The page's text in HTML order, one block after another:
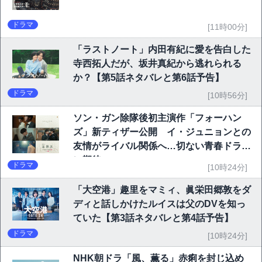
ドラマ [11時00分]
「ラストノート」内田有紀に愛を告白した
寺西拓人だが、坂井真紀から逃れられる
か？【第5話ネタバレと第6話予告】
ドラマ [10時56分]
ソン・ガン除隊後初主演作「フォーハン
ズ」新ティザー公開 イ・ジュニョンとの
友情がライバル関係へ…切ない青春ドラマ
に期待
ドラマ [10時24分]
「大空港」趣里をマミィ、眞栄田郷敦をダ
ディと話しかけたルイスは父のDVを知っ
ていた【第3話ネタバレと第4話予告】
ドラマ [10時24分]
NHK朝ドラ「風、薫る」赤痢を封じ込め